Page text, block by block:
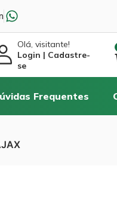
Olá, visitante!
Login | Cadastre-
se
Frequentes